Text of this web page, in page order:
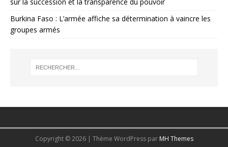
Burkina Faso : L’armée affiche sa détermination à vaincre les
groupes armés
Copyright © 2026 | Thème WordPress par MH Themes